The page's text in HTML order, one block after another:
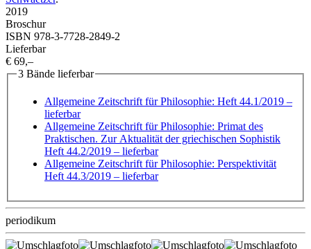
2019
Broschur
ISBN 978-3-7728-2849-2
Lieferbar
€ 69,–
3 Bände lieferbar
Allgemeine Zeitschrift für Philosophie: Heft 44.1/2019 –
lieferbar
Allgemeine Zeitschrift für Philosophie: Primat des
Praktischen. Zur Aktualität der griechischen Sophistik
Heft 44.2/2019 – lieferbar
Allgemeine Zeitschrift für Philosophie: Perspektivität
Heft 44.3/2019 – lieferbar
periodikum